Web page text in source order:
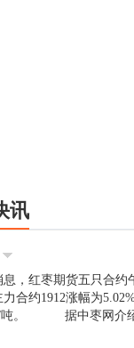
讯
息，红枣期货五只合约
合约1912涨幅为
/吨。 据中枣网介